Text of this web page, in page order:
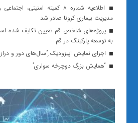
اطلاعیه شماره ۸ کمیته
مدیریت بیماری کرونا صادر شد
پروژه‌های شاخص قم تعیین تکلیف شده
به توسعه پارکینگ در قم
اجرای نمایش اپیزودیک ِ”سال‌های دور و
“همایش بزرگ دوچرخه سواری”